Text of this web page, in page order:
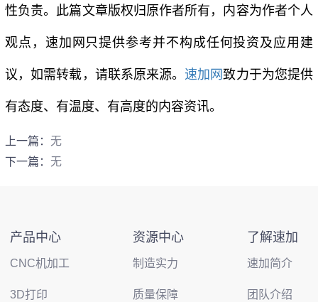
性负责。此篇文章版权归原作者所有，内容为作者个人
观点， 速加网 只提供参考并不构成任何投资及应用建
议，如需转载，请联系原来源。速加网 致力于为您提供
有态度、有温度、有高度的内容资讯。
上一篇： 无
下一篇： 无
产品中心
CNC机加工
3D打印
资源中心
制造实力
质量保障
了解速加
速加简介
团队介绍